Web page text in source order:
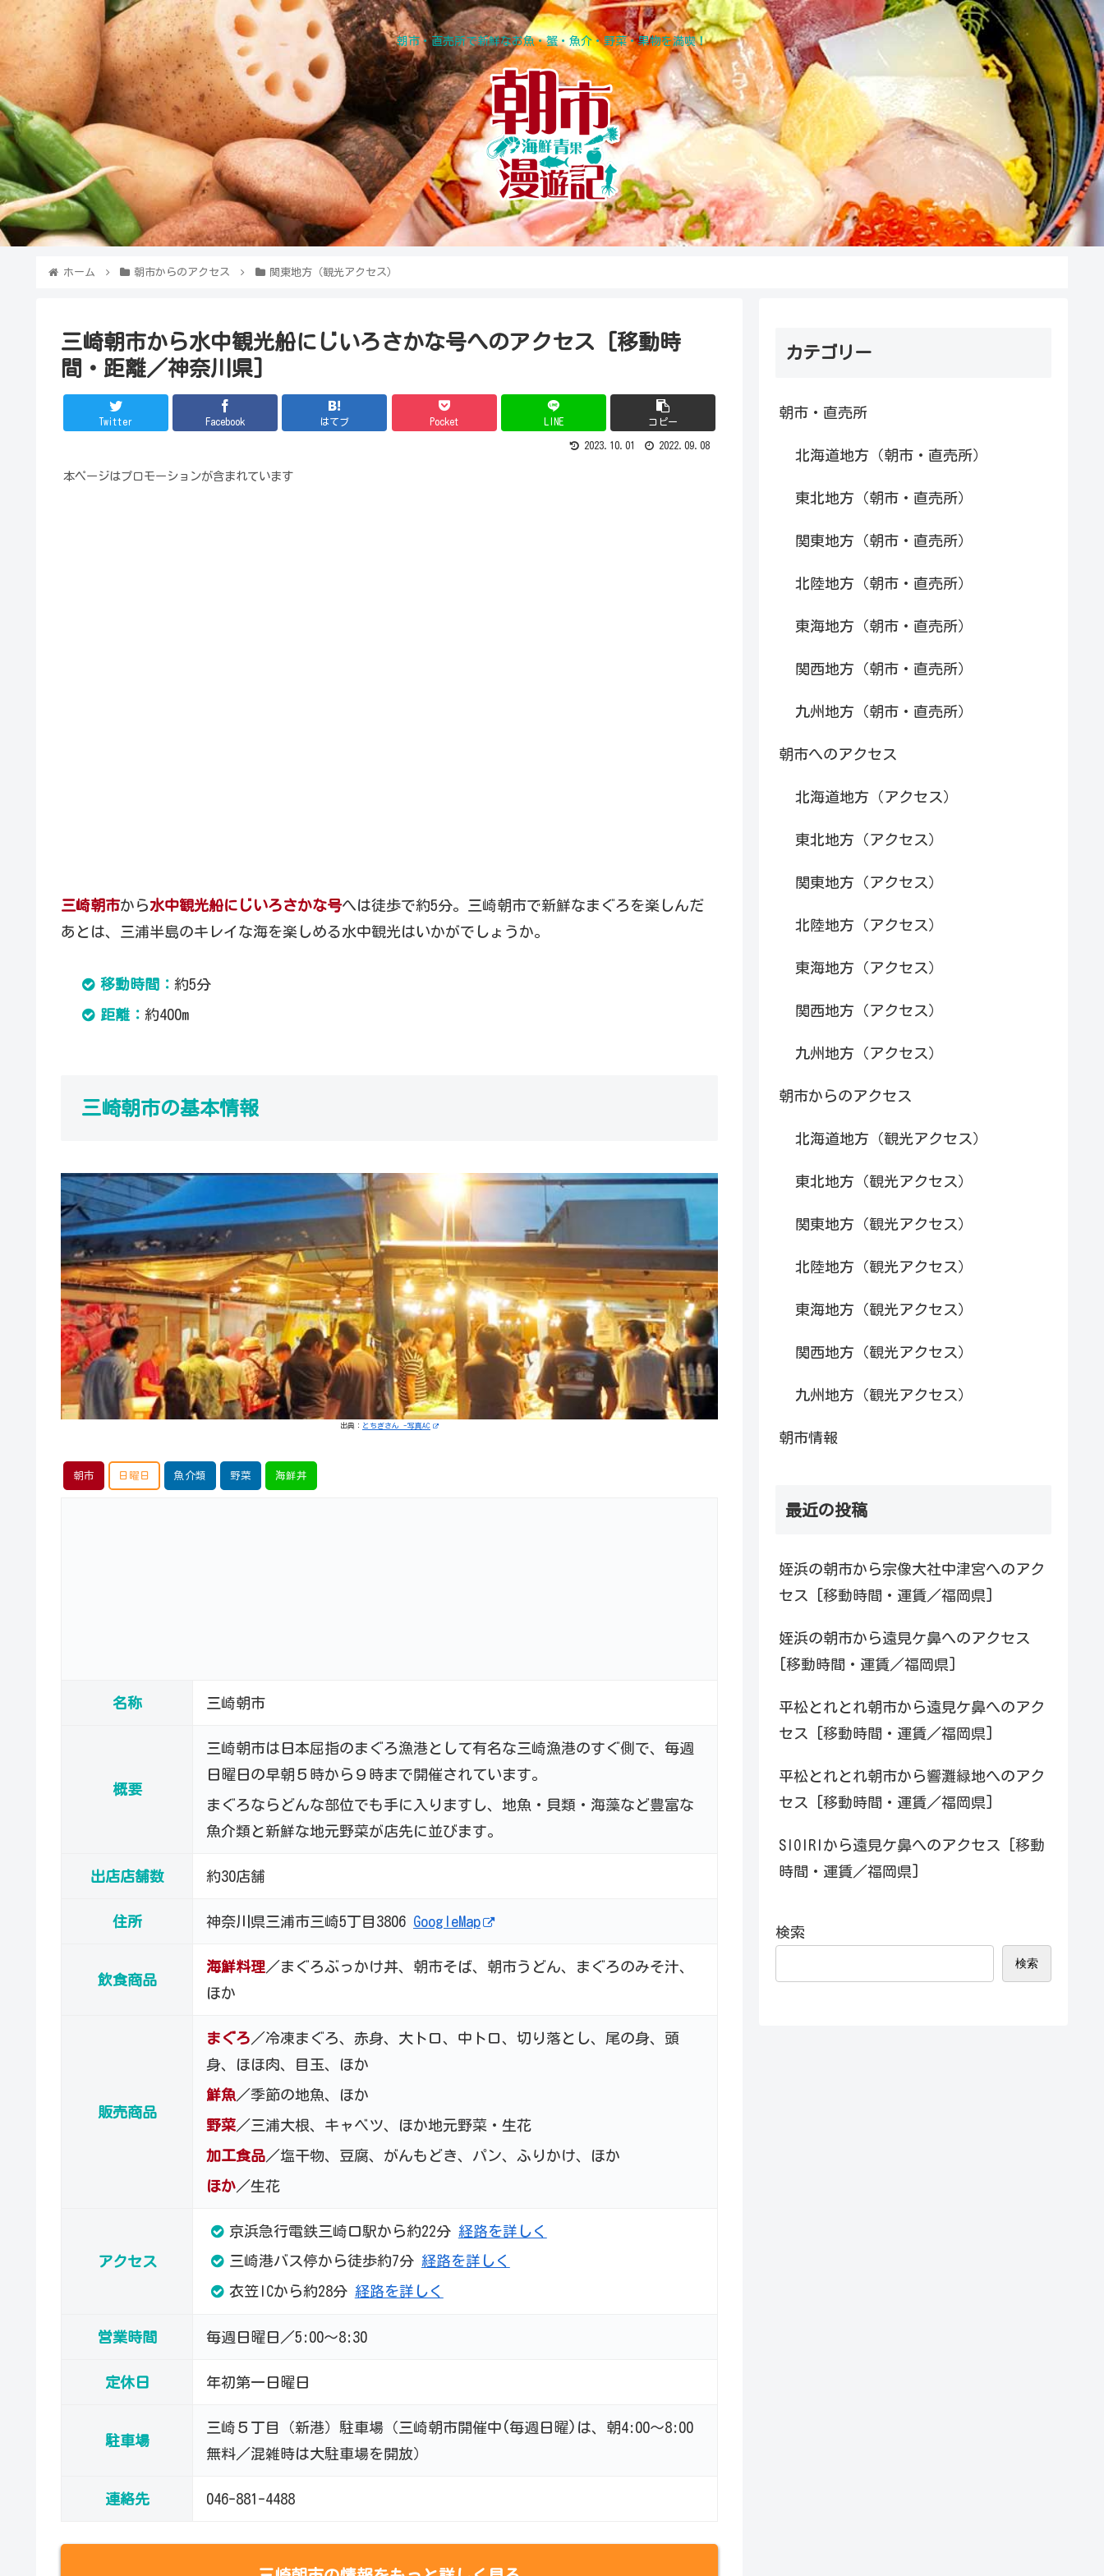
朝市・直売所で新鮮なお魚・蟹・魚介・野菜・果物を満喫！
ホーム 朝市からのアクセス 関東地方（観光アクセス）
三崎朝市から水中観光船にじいろさかな号へのアクセス [移動時
間・距離／神奈川県]
Twitter Facebook はてブ Pocket LINE コピー
2023.10.01 2022.09.08
本ページはプロモーションが含まれています
三崎朝市から水中観光船にじいろさかな号へは徒歩で約5分。三崎朝市で新鮮なまぐろを楽しんだ
あとは、三浦半島のキレイな海を楽しめる水中観光はいかがでしょうか。
移動時間： 約5分
距離： 約400m
三崎朝市の基本情報
出典： とちぎさん -写真AC
朝市 日曜日 魚介類 野菜 海鮮丼
名称 三崎朝市
概要
三崎朝市は日本屈指のまぐろ漁港として有名な三崎漁港のすぐ側で、毎週
日曜日の早朝５時から９時まで開催されています。
まぐろならどんな部位でも手に入りますし、地魚・貝類・海藻など豊富な
魚介類と新鮮な地元野菜が店先に並びます。
出店店舗数 約30店舗
住所 神奈川県三浦市三崎5丁目3806 GoogleMap
飲食商品
海鮮料理／まぐろぶっかけ丼、朝市そば、朝市うどん、まぐろのみそ汁、
ほか
販売商品
まぐろ ／冷凍まぐろ、赤身、大トロ、中トロ、切り落とし、尾の身、頭
身、ほほ肉、目玉、ほか
鮮魚 ／季節の地魚、ほか
野菜／三浦大根、キャベツ、ほか地元野菜・生花
加工食品／塩干物、豆腐、がんもどき、パン、ふりかけ、ほか
ほか／生花
アクセス
京浜急行電鉄三崎口駅から約22分 経路を詳しく
三崎港バス停から徒歩約7分 経路を詳しく
衣笠ICから約28分 経路を詳しく
営業時間 毎週日曜日／5:00～8:30
定休日 年初第一日曜日
駐車場
三崎５丁目（新港）駐車場（三崎朝市開催中(毎週日曜)は、朝4:00～8:00
無料／混雑時は大駐車場を開放）
連絡先 046-881-4488
カテゴリー
朝市・直売所
北海道地方（朝市・直売所）
東北地方（朝市・直売所）
関東地方（朝市・直売所）
北陸地方（朝市・直売所）
東海地方（朝市・直売所）
関西地方（朝市・直売所）
九州地方（朝市・直売所）
朝市へのアクセス
北海道地方（アクセス）
東北地方（アクセス）
関東地方（アクセス）
北陸地方（アクセス）
東海地方（アクセス）
関西地方（アクセス）
九州地方（アクセス）
朝市からのアクセス
北海道地方（観光アクセス）
東北地方（観光アクセス）
関東地方（観光アクセス）
北陸地方（観光アクセス）
東海地方（観光アクセス）
関西地方（観光アクセス）
九州地方（観光アクセス）
朝市情報
最近の投稿
姪浜の朝市から宗像大社中津宮へのアク
セス [移動時間・運賃／福岡県]
姪浜の朝市から遠見ケ鼻へのアクセス
[移動時間・運賃／福岡県]
平松とれとれ朝市から遠見ケ鼻へのアク
セス [移動時間・運賃／福岡県]
平松とれとれ朝市から響灘緑地へのアク
セス [移動時間・運賃／福岡県]
SIOIRIから遠見ケ鼻へのアクセス [移動
時間・運賃／福岡県]
検索
検索